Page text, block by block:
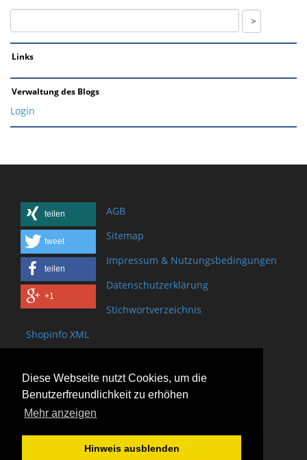
Diese Webseite nutzt Cookies, um die
Benutzerfreundlichkeit zu erhöhen
Mehr anzeigen
Hinweis ausblenden
Links
Verwaltung des Blogs
Login
teilen
tweet
teilen
+1
AGB
Sitemap
Impressum & Nutzungsbedingungen
Datenschutzerklärung
Stichwortverzeichnis
Shopinfo XML
Bischof-Brand Straße 2
61440 Oberursel
(+49) 6171 - 98 11 80
(+49) 6171 - 98 28 10